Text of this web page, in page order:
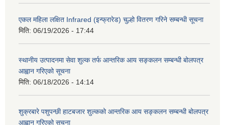
एकल महिला लक्षित Infrared (इन्फ्रारेड) चुल्हो वितरण गरिने सम्बन्धी सूचना
मिति: 06/19/2026 - 17:44
स्थानीय उत्पादनमा सेवा शुल्क तर्फ आन्तरिक आय सङ्कलन सम्बन्धी बोलपत्र
आह्वान गरिएको सूचना
मिति: 06/18/2026 - 14:14
शुक्रबारे पशुपन्छी हाटबजार शुल्कको आन्तरिक आय सङ्कलन सम्बन्धी बोलपत्र
आह्वान गरिएको सूचना